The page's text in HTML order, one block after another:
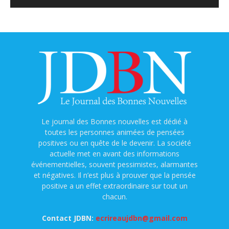
Le journal des Bonnes nouvelles est dédié à
toutes les personnes animées de pensées
positives ou en quête de le devenir. La société
actuelle met en avant des informations
événementielles, souvent pessimistes, alarmantes
et négatives. Il n’est plus à prouver que la pensée
positive a un effet extraordinaire sur tout un
chacun.
Contact JDBN: ecrireaujdbn@gmail.com